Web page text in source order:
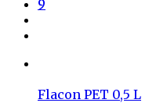
9
Flacon PET 0,5 L